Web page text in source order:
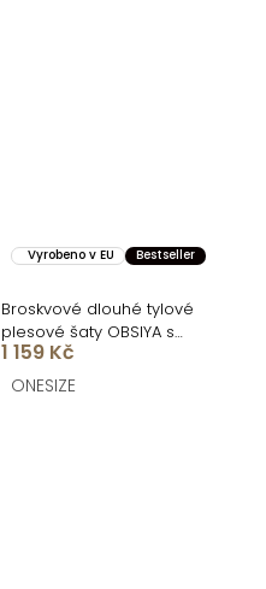
Vyrobeno v EU Bestseller
Broskvové dlouhé tylové
plesové šaty OBSIYA s
vlečkou
1 159 Kč
ONESIZE